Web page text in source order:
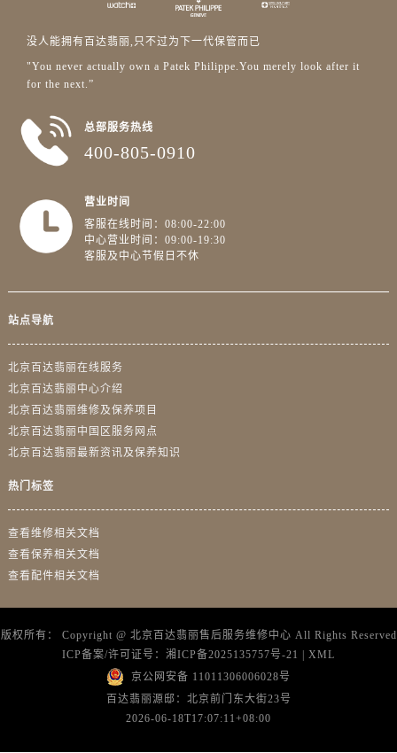
没人能拥有百达翡丽,只不过为下一代保管而已
"You never actually own a Patek Philippe.You merely look after it
for the next.”
总部服务热线
400-805-0910
营业时间
客服在线时间：08:00-22:00
中心营业时间：09:00-19:30
客服及中心节假日不休
站点导航
北京百达翡丽在线服务
北京百达翡丽中心介绍
北京百达翡丽维修及保养项目
北京百达翡丽中国区服务网点
北京百达翡丽最新资讯及保养知识
热门标签
查看维修相关文档
查看保养相关文档
查看配件相关文档
版权所有： Copyright @ 北京百达翡丽售后服务维修中心 All Rights Reserved
ICP备案/许可证号： 湘ICP备2025135757号-21
XML
京公网安备 11011306006028号
百达翡丽源邸：北京前门东大街23号
2026-06-18T17:07:11+08:00